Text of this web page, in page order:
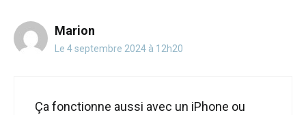
Marion
Le 4 septembre 2024 à 12h20
Ça fonctionne aussi avec un iPhone ou